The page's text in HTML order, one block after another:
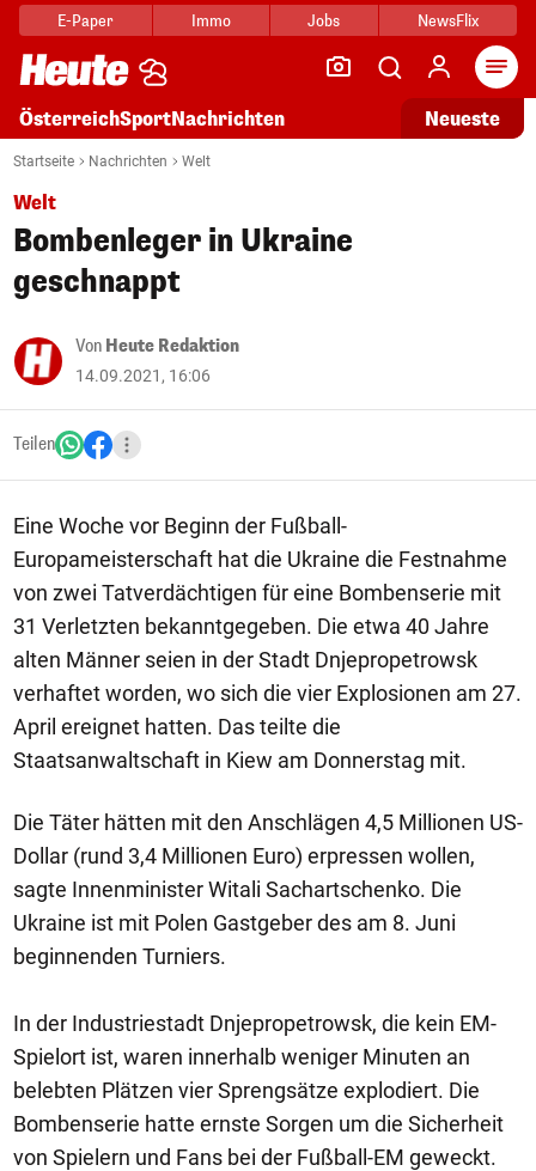
E-Paper Immo Jobs NewsFlix
ÖsterreichSportNachrichten Neueste
Startseite Nachrichten Welt
Welt
Bombenleger in Ukraine
geschnappt
Von Heute Redaktion
14.09.2021, 16:06
Teilen
Eine Woche vor Beginn der Fußball-
Europameisterschaft hat die Ukraine die Festnahme
von zwei Tatverdächtigen für eine Bombenserie mit
31 Verletzten bekanntgegeben. Die etwa 40 Jahre
alten Männer seien in der Stadt Dnjepropetrowsk
verhaftet worden, wo sich die vier Explosionen am 27.
April ereignet hatten. Das teilte die
Staatsanwaltschaft in Kiew am Donnerstag mit.
Die Täter hätten mit den Anschlägen 4,5 Millionen US-
Dollar (rund 3,4 Millionen Euro) erpressen wollen,
sagte Innenminister Witali Sachartschenko. Die
Ukraine ist mit Polen Gastgeber des am 8. Juni
beginnenden Turniers.
In der Industriestadt Dnjepropetrowsk, die kein EM-
Spielort ist, waren innerhalb weniger Minuten an
belebten Plätzen vier Sprengsätze explodiert. Die
Bombenserie hatte ernste Sorgen um die Sicherheit
von Spielern und Fans bei der Fußball-EM geweckt.